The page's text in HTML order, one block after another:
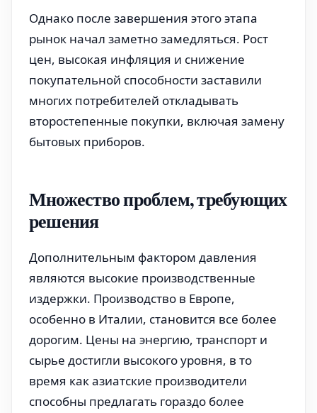
Однако после завершения этого этапа
рынок начал заметно замедляться. Рост
цен, высокая инфляция и снижение
покупательной способности заставили
многих потребителей откладывать
второстепенные покупки, включая замену
бытовых приборов.
Множество проблем, требующих
решения
Дополнительным фактором давления
являются высокие производственные
издержки. Производство в Европе,
особенно в Италии, становится все более
дорогим. Цены на энергию, транспорт и
сырье достигли высокого уровня, в то
время как азиатские производители
способны предлагать гораздо более